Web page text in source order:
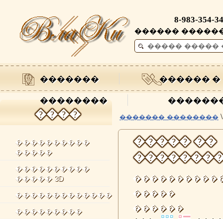
8-983-354-
������
������� ������ �
��������
������� �������� \
����� ��
�����
������
����
����������
�����
����������
����� 3D
�������������
���������